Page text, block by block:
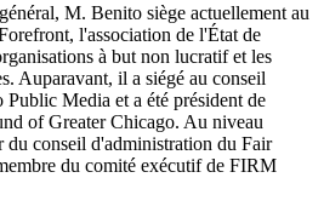
M. Benito siège actuellement au
l'association de l'État de
à but non lucratif et les
Auparavant, il a siégé au conseil
Media et a été président de
of Greater Chicago. Au niveau
du conseil d'administration du Fair
du comité exécutif de FIRM